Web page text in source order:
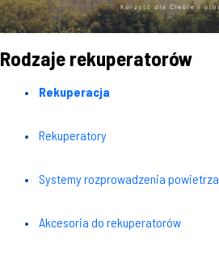
Rodzaje rekuperatorów
Rekuperacja
Rekuperatory
Systemy rozprowadzenia powietrza
Akcesoria do rekuperatorów